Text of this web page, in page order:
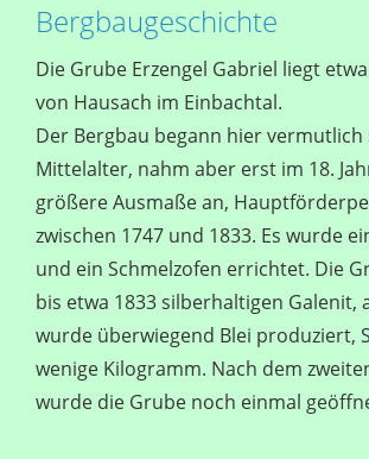
Bergbaugeschichte
Die Grube Erzengel Gabriel liegt
von Hausach im Einbachtal.
Der Bergbau begann hier vermutlich
Mittelalter, nahm aber erst im 18.
größere Ausmaße an,
zwischen 1747 und 1833. Es wurde
und ein Schmelzofen errichtet. Die
bis etwa 1833 silberhaltigen Galenit,
wurde überwiegend Blei produziert,
wenige Kilogramm. Nach dem
wurde die Grube noch einmal